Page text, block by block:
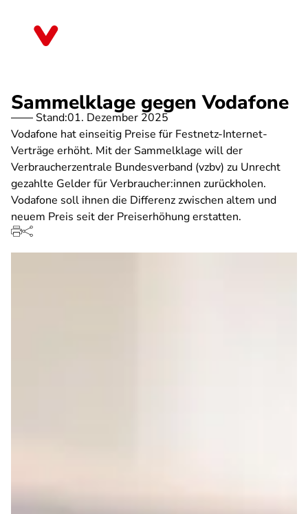
Sammelklage gegen Vodafone
Stand:01. Dezember 2025
Vodafone hat einseitig Preise für Festnetz-Internet-
Verträge erhöht. Mit der Sammelklage will der
Verbraucherzentrale Bundesverband (vzbv) zu Unrecht
gezahlte Gelder für Verbraucher:innen zurückholen.
Vodafone soll ihnen die Differenz zwischen altem und
neuem Preis seit der Preiserhöhung erstatten.